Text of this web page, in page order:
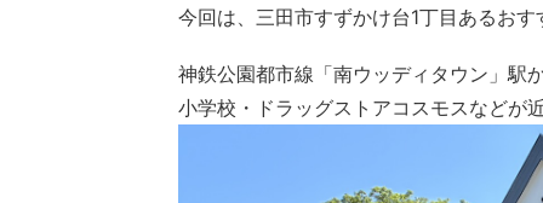
今回は、三田市すずかけ台1丁目あるお
神鉄公園都市線「南ウッディタウン」駅
小学校・ドラッグストアコスモスなどが